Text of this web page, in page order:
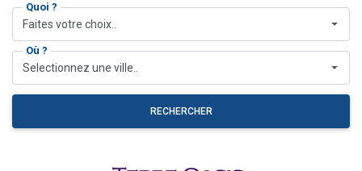
Quoi ?
Faites votre choix..
Où ?
Selectionnez une ville..
RECHERCHER